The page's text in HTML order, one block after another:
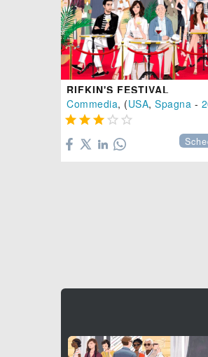
RIFKIN'S FESTIVAL
Commedia, (USA, Spagna -
    